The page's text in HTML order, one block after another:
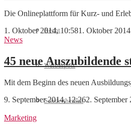
Recht
Werbespots
Sonderthemen
Die Onlineplattform für Kurz- und
1. Oktober 2014, 10:581. Oktober 2014
News
45 neue
Mit dem Beginn des neuen
9. September 2014, 12:262. September
Marketing